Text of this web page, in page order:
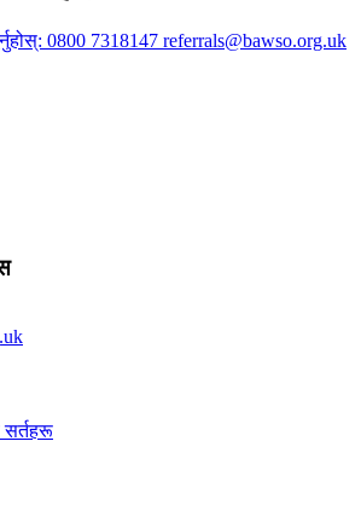
0800 7318147 referrals@bawso.org.uk
सर्तहरू